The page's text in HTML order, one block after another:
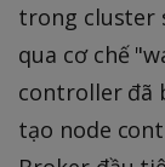
trong cluster
qua cơ chế
controller đã
tạo node